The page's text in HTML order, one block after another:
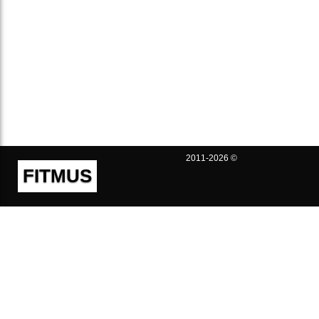
FITMUS
2011-2026 ©